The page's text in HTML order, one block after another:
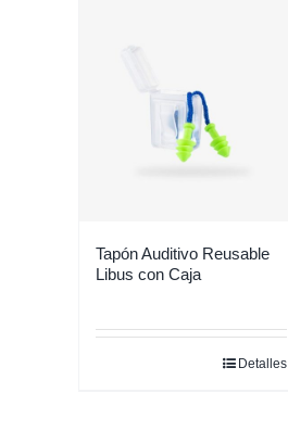
Tapón Auditivo Reusable
Libus con Caja
Detalles